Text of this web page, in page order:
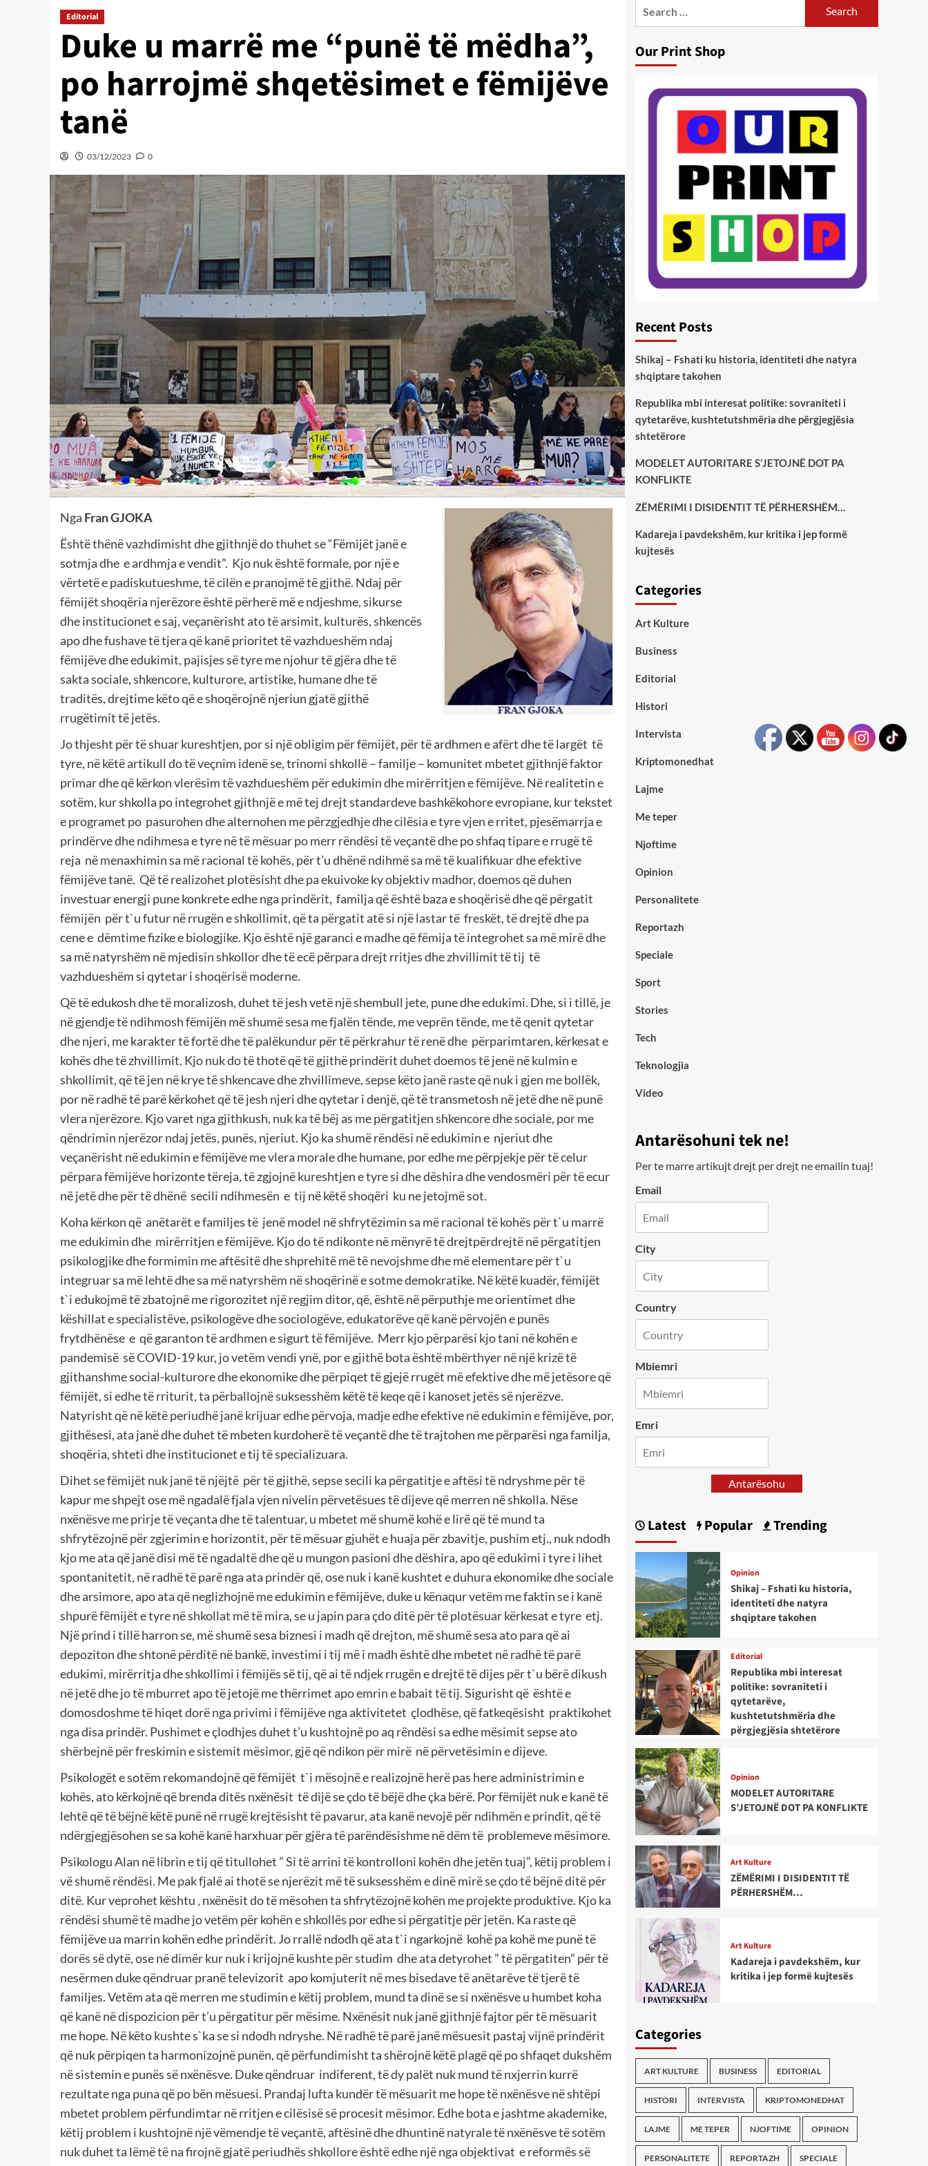
Editorial
Duke u marrë me “punë të mëdha”,
po harrojmë shqetësimet e fëmijëve
tanë
03/12/2023 0
Nga Fran GJOKA
Është thënë vazhdimisht dhe gjithnjë do thuhet se “Fëmijët janë e
sotmja dhe e ardhmja e vendit”. Kjo nuk është formale, por një e
vërtetë e padiskutueshme, të cilën e pranojmë të gjithë. Ndaj për
fëmijët shoqëria njerëzore është përherë më e ndjeshme, sikurse
dhe institucionet e saj, veçanërisht ato të arsimit, kulturës, shkencës
apo dhe fushave të tjera që kanë prioritet të vazhdueshëm ndaj
fëmijëve dhe edukimit, pajisjes së tyre me njohur të gjëra dhe të
sakta sociale, shkencore, kulturore, artistike, humane dhe të
traditës, drejtime këto që e shoqërojnë njeriun gjatë gjithë
rrugëtimit të jetës.
Jo thjesht për të shuar kureshtjen, por si një obligim për fëmijët, për të ardhmen e afërt dhe të largët të
tyre, në këtë artikull do të veçnim idenë se, trinomi shkollë – familje – komunitet mbetet gjithnjë faktor
primar dhe që kërkon vlerësim të vazhdueshëm për edukimin dhe mirërritjen e fëmijëve. Në realitetin e
sotëm, kur shkolla po integrohet gjithnjë e më tej drejt standardeve bashkëkohore evropiane, kur tekstet
e programet po pasurohen dhe alternohen me përzgjedhje dhe cilësia e tyre vjen e rritet, pjesëmarrja e
prindërve dhe ndihmesa e tyre në të mësuar po merr rëndësi të veçantë dhe po shfaq tipare e rrugë të
reja në menaxhimin sa më racional të kohës, për t’u dhënë ndihmë sa më të kualifikuar dhe efektive
fëmijëve tanë. Që të realizohet plotësisht dhe pa ekuivoke ky objektiv madhor, doemos që duhen
investuar energji pune konkrete edhe nga prindërit, familja që është baza e shoqërisë dhe që përgatit
fëmijën për t`u futur në rrugën e shkollimit, që ta përgatit atë si një lastar të freskët, të drejtë dhe pa
cene e dëmtime fizike e biologjike. Kjo është një garanci e madhe që fëmija të integrohet sa më mirë dhe
sa më natyrshëm në mjedisin shkollor dhe të ecë përpara drejt rritjes dhe zhvillimit të tij të
vazhdueshëm si qytetar i shoqërisë moderne.
Që të edukosh dhe të moralizosh, duhet të jesh vetë një shembull jete, pune dhe edukimi. Dhe, si i tillë, je
në gjendje të ndihmosh fëmijën më shumë sesa me fjalën tënde, me veprën tënde, me të qenit qytetar
dhe njeri, me karakter të fortë dhe të palëkundur për të përkrahur të renë dhe përparimtaren, kërkesat e
kohës dhe të zhvillimit. Kjo nuk do të thotë që të gjithë prindërit duhet doemos të jenë në kulmin e
shkollimit, që të jen në krye të shkencave dhe zhvillimeve, sepse këto janë raste që nuk i gjen me bollëk,
por në radhë të parë kërkohet që të jesh njeri dhe qytetar i denjë, që të transmetosh në jetë dhe në punë
vlera njerëzore. Kjo varet nga gjithkush, nuk ka të bëj as me përgatitjen shkencore dhe sociale, por me
qëndrimin njerëzor ndaj jetës, punës, njeriut. Kjo ka shumë rëndësi në edukimin e njeriut dhe
veçanërisht në edukimin e fëmijëve me vlera morale dhe humane, por edhe me përpjekje për të celur
përpara fëmijëve horizonte tëreja, të zgjojnë kureshtjen e tyre si dhe dëshira dhe vendosmëri për të ecur
në jetë dhe për të dhënë secili ndihmesën e tij në këtë shoqëri ku ne jetojmë sot.
Koha kërkon që anëtarët e familjes të jenë model në shfrytëzimin sa më racional të kohës për t`u marrë
me edukimin dhe mirërritjen e fëmijëve. Kjo do të ndikonte në mënyrë të drejtpërdrejtë në përgatitjen
psikologjike dhe formimin me aftësitë dhe shprehitë më të nevojshme dhe më elementare për t`u
integruar sa më lehtë dhe sa më natyrshëm në shoqërinë e sotme demokratike. Në këtë kuadër, fëmijët
t`i edukojmë të zbatojnë me rigorozitet një regjim ditor, që, është në përputhje me orientimet dhe
këshillat e specialistëve, psikologëve dhe sociologëve, edukatorëve që kanë përvojën e punës
frytdhënëse e që garanton të ardhmen e sigurt të fëmijëve. Merr kjo përparësi kjo tani në kohën e
pandemisë së COVID-19 kur, jo vetëm vendi ynë, por e gjithë bota është mbërthyer në një krizë të
gjithanshme social-kulturore dhe ekonomike dhe përpiqet të gjejë rrugët më efektive dhe më jetësore që
fëmijët, si edhe të rriturit, ta përballojnë suksesshëm këtë të keqe që i kanoset jetës së njerëzve.
Natyrisht që në këtë periudhë janë krijuar edhe përvoja, madje edhe efektive në edukimin e fëmijëve, por,
gjithësesi, ata janë dhe duhet të mbeten kurdoherë të veçantë dhe të trajtohen me përparësi nga familja,
shoqëria, shteti dhe institucionet e tij të specializuara.
Dihet se fëmijët nuk janë të njëjtë për të gjithë, sepse secili ka përgatitje e aftësi të ndryshme për të
kapur me shpejt ose më ngadalë fjala vjen nivelin përvetësues të dijeve që merren në shkolla. Nëse
nxënësve me prirje të veçanta dhe të talentuar, u mbetet më shumë kohë e lirë që të mund ta
shfrytëzojnë për zgjerimin e horizontit, për të mësuar gjuhët e huaja për zbavitje, pushim etj., nuk ndodh
kjo me ata që janë disi më të ngadaltë dhe që u mungon pasioni dhe dëshira, apo që edukimi i tyre i lihet
spontanitetit, në radhë të parë nga ata prindër që, ose nuk i kanë kushtet e duhura ekonomike dhe sociale
dhe arsimore, apo ata që neglizhojnë me edukimin e fëmijëve, duke u kënaqur vetëm me faktin se i kanë
shpurë fëmijët e tyre në shkollat më të mira, se u japin para çdo ditë për të plotësuar kërkesat e tyre etj.
Një prind i tillë harron se, më shumë sesa biznesi i madh që drejton, më shumë sesa ato para që ai
depoziton dhe shtonë përditë në bankë, investimi i tij më i madh është dhe mbetet në radhë të parë
edukimi, mirërritja dhe shkollimi i fëmijës së tij, që ai të ndjek rrugën e drejtë të dijes për t`u bërë dikush
në jetë dhe jo të mburret apo të jetojë me thërrimet apo emrin e babait të tij. Sigurisht që është e
domosdoshme të hiqet dorë nga privimi i fëmijëve nga aktivitetet çlodhëse, që fatkeqësisht praktikohet
nga disa prindër. Pushimet e çlodhjes duhet t’u kushtojnë po aq rëndësi sa edhe mësimit sepse ato
shërbejnë për freskimin e sistemit mësimor, gjë që ndikon për mirë në përvetësimin e dijeve.
Psikologët e sotëm rekomandojnë që fëmijët t`i mësojnë e realizojnë herë pas here administrimin e
kohës, ato kërkojnë që brenda ditës nxënësit të dijë se çdo të bëjë dhe çka bërë. Por fëmijët nuk e kanë të
lehtë që të bëjnë këtë punë në rrugë krejtësisht të pavarur, ata kanë nevojë për ndihmën e prindit, që të
ndërgjegjësohen se sa kohë kanë harxhuar për gjëra të parëndësishme në dëm të problemeve mësimore.
Psikologu Alan në librin e tij që titullohet ” Si të arrini të kontrolloni kohën dhe jetën tuaj”, këtij problem i
vë shumë rëndësi. Me pak fjalë ai thotë se njerëzit më të suksesshëm e dinë mirë se çdo të bëjnë ditë për
ditë. Kur veprohet kështu , nxënësit do të mësohen ta shfrytëzojnë kohën me projekte produktive. Kjo ka
rëndësi shumë të madhe jo vetëm për kohën e shkollës por edhe si përgatitje për jetën. Ka raste që
fëmijëve ua marrin kohën edhe prindërit. Jo rrallë ndodh që ata t`i ngarkojnë kohë pa kohë me punë të
dorës së dytë, ose në dimër kur nuk i krijojnë kushte për studim dhe ata detyrohet ” të përgatiten” për të
nesërmen duke qëndruar pranë televizorit apo komjuterit në mes bisedave të anëtarëve të tjerë të
familjes. Vetëm ata që merren me studimin e këtij problem, mund ta dinë se si nxënësve u humbet koha
që kanë në dispozicion për t’u përgatitur për mësime. Nxënësit nuk janë gjithnjë fajtor për të mësuarit
me hope. Në këto kushte s`ka se si ndodh ndryshe. Në radhë të parë janë mësuesit pastaj vijnë prindërit
që nuk përpiqen ta harmonizojnë punën, që përfundimisht ta shërojnë këtë plagë që po shfaqet dukshëm
në sistemin e punës së nxënësve. Duke qëndruar indiferent, të dy palët nuk mund të nxjerrin kurrë
rezultate nga puna që po bën mësuesi. Prandaj lufta kundër të mësuarit me hope të nxënësve në shtëpi
mbetet problem përfundimtar në rritjen e cilësisë së procesit mësimor. Edhe bota e jashtme akademike,
këtij problem i kushtojnë një vëmendje të veçantë, aftësinë dhe dhuntinë natyrale të nxënësve të sotëm
nuk duhet ta lëmë të na firojnë gjatë periudhës shkollore është edhe një nga objektivat e reformës së
Our Print Shop
Recent Posts
Shikaj – Fshati ku historia, identiteti dhe natyra
shqiptare takohen
Republika mbi interesat politike: sovraniteti i
qytetarëve, kushtetutshmëria dhe përgjegjësia
shtetërore
MODELET AUTORITARE S’JETOJNË DOT PA
KONFLIKTE
ZËMËRIMI I DISIDENTIT TË PËRHERSHËM…
Kadareja i pavdekshëm, kur kritika i jep formë
kujtesës
Categories
Art Kulture
Business
Editorial
Histori
Intervista
Kriptomonedhat
Lajme
Me teper
Njoftime
Opinion
Personalitete
Reportazh
Speciale
Sport
Stories
Tech
Teknologjia
Video
Antarësohuni tek ne!
Per te marre artikujt drejt per drejt ne emailin tuaj!
Email
City
Country
Mbiemri
Emri
Antarësohu
Latest Popular Trending
Opinion
Shikaj – Fshati ku historia,
identiteti dhe natyra
shqiptare takohen
Editorial
Republika mbi interesat
politike: sovraniteti i
qytetarëve,
kushtetutshmëria dhe
përgjegjësia shtetërore
Opinion
MODELET AUTORITARE
S’JETOJNË DOT PA KONFLIKTE
Art Kulture
ZËMËRIMI I DISIDENTIT TË
PËRHERSHËM…
Art Kulture
Kadareja i pavdekshëm, kur
kritika i jep formë kujtesës
Categories
ART KULTURE BUSINESS EDITORIAL
HISTORI INTERVISTA KRIPTOMONEDHAT
LAJME ME TEPER NJOFTIME OPINION
PERSONALITETE REPORTAZH SPECIALE